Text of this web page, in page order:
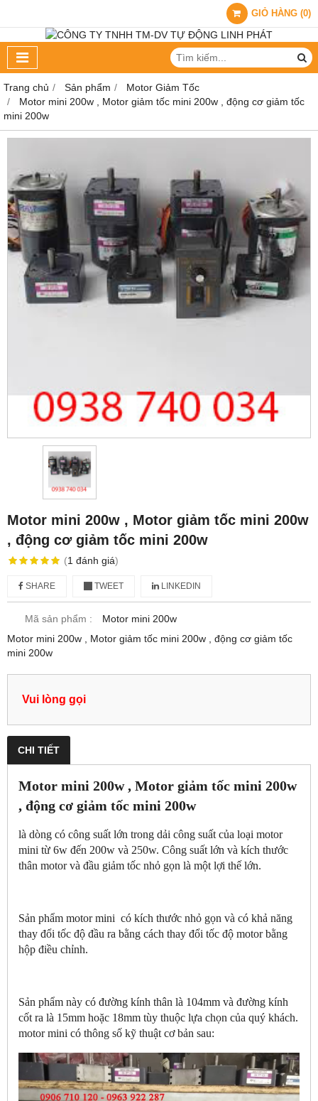
GIỎ HÀNG (0)
Trang chủ Sản phẩm
Motor Giảm Tốc
Motor mini 200w , Motor giảm tốc mini 200w , động cơ giảm tốc
mini 200w
Motor mini 200w , Motor giảm tốc mini 200w
, động cơ giảm tốc mini 200w
(1 đánh giá)
SHARE TWEET LINKEDIN
Mã sản phẩm :
Motor mini 200w
Motor mini 200w , Motor giảm tốc mini 200w , động cơ giảm tốc
mini 200w
Vui lòng gọi
CHI TIẾT
Motor mini 200w , Motor giảm tốc mini 200w
, động cơ giảm tốc mini 200w
là dòng có công suất lớn trong dải công suất của loại motor
mini từ 6w đến 200w và 250w. Công suất lớn và kích thước
thân motor và đầu giảm tốc nhỏ gọn là một lợi thế lớn.
Sản phẩm motor mini có kích thước nhỏ gọn và có khả năng
thay đổi tốc độ đầu ra bằng cách thay đổi tốc độ motor bằng
hộp điều chỉnh.
Sản phẩm này có đường kính thân là 104mm và đường kính
cốt ra là 15mm hoặc 18mm tùy thuộc lựa chọn của quý khách.
motor mini có thông số kỹ thuật cơ bản sau: